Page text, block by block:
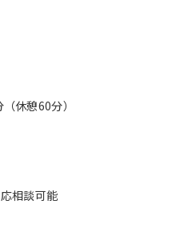
休憩60分）